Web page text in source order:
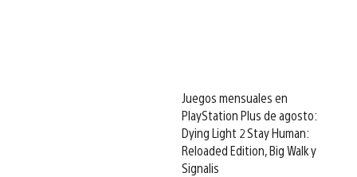
Juegos mensuales en
PlayStation Plus de agosto:
Dying Light 2 Stay Human:
Reloaded Edition, Big Walk y
Signalis